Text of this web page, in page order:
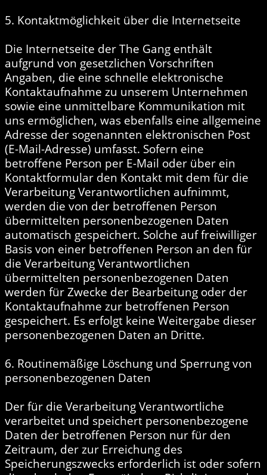
5. Kontaktmöglichkeit über die Internetseite
Die Internetseite der The Gang enthält
aufgrund von gesetzlichen Vorschriften
Angaben, die eine schnelle elektronische
Kontaktaufnahme zu unserem Unternehmen
sowie eine unmittelbare Kommunikation mit
uns ermöglichen, was ebenfalls eine allgemeine
Adresse der sogenannten elektronischen Post
(E-Mail-Adresse) umfasst. Sofern eine
betroffene Person per E-Mail oder über ein
Kontaktformular den Kontakt mit dem für die
Verarbeitung Verantwortlichen aufnimmt,
werden die von der betroffenen Person
übermittelten personenbezogenen Daten
automatisch gespeichert. Solche auf freiwilliger
Basis von einer betroffenen Person an den für
die Verarbeitung Verantwortlichen
übermittelten personenbezogenen Daten
werden für Zwecke der Bearbeitung oder der
Kontaktaufnahme zur betroffenen Person
gespeichert. Es erfolgt keine Weitergabe dieser
personenbezogenen Daten an Dritte.
6. Routinemäßige Löschung und Sperrung von
personenbezogenen Daten
Der für die Verarbeitung Verantwortliche
verarbeitet und speichert personenbezogene
Daten der betroffenen Person nur für den
Zeitraum, der zur Erreichung des
Speicherungszwecks erforderlich ist oder sofern